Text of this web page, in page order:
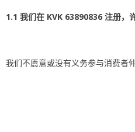
1.1 我们在 KVK 63890836 注册，
我们不愿意或没有义务参与消费者